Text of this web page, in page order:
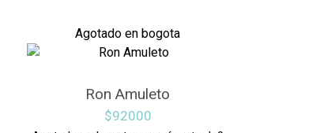
Agotado en bogota
Ron Amuleto
$92000